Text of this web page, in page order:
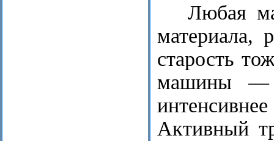
Любая
материала,
старость
машины —
Активный